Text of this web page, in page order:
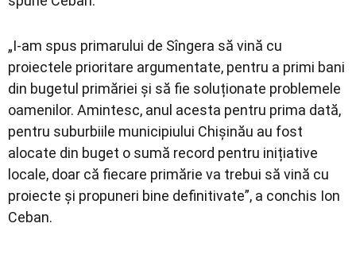
„I-am spus primarului de Sîngera să vină cu
proiectele prioritare argumentate, pentru a primi bani
din bugetul primăriei și să fie soluționate problemele
oamenilor. Amintesc, anul acesta pentru prima dată,
pentru suburbiile municipiului Chișinău au fost
alocate din buget o sumă record pentru inițiative
locale, doar că fiecare primărie va trebui să vină cu
proiecte și propuneri bine definitivate”, a conchis Ion
Ceban.